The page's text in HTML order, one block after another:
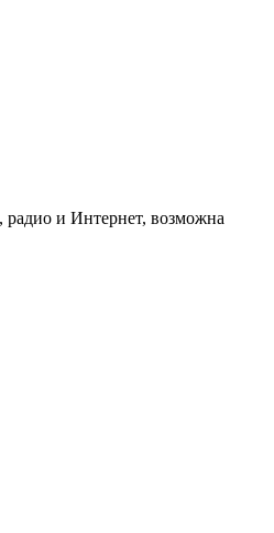
и Интернет, возможна